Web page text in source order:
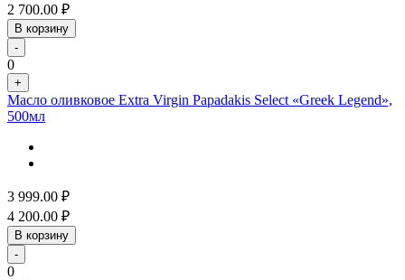
2 700.00 ₽
В корзину
-
0
+
Масло оливковое Extra Virgin Papadakis Select «Greek Legend»,
500мл
3 999.00 ₽
4 200.00 ₽
В корзину
-
0